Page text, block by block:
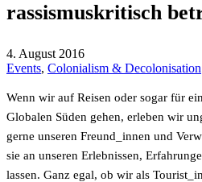
rassismuskritisch
4. August 2016
Events, Colonialism & Decolonisation
Wenn wir auf Reisen oder sogar für
Globalen Süden gehen, erleben wir
gerne unseren Freund_innen und
sie an unseren Erlebnissen,
lassen. Ganz egal, ob wir als